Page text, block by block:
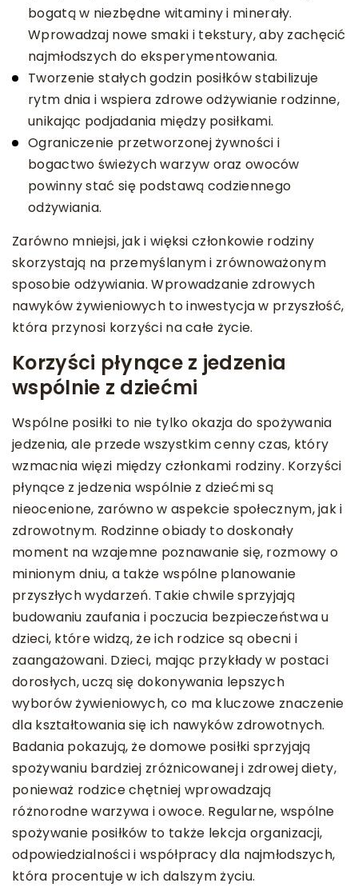
bogatą w niezbędne witaminy i minerały.
Wprowadzaj nowe smaki i tekstury, aby zachęcić
najmłodszych do eksperymentowania.
Tworzenie stałych godzin posiłków stabilizuje
rytm dnia i wspiera zdrowe odżywianie rodzinne,
unikając podjadania między posiłkami.
Ograniczenie przetworzonej żywności i
bogactwo świeżych warzyw oraz owoców
powinny stać się podstawą codziennego
odżywiania.
Zarówno mniejsi, jak i więksi członkowie rodziny
skorzystają na przemyślanym i zrównoważonym
sposobie odżywiania. Wprowadzanie zdrowych
nawyków żywieniowych to inwestycja w przyszłość,
która przynosi korzyści na całe życie.
Korzyści płynące z jedzenia
wspólnie z dziećmi
Wspólne posiłki to nie tylko okazja do spożywania
jedzenia, ale przede wszystkim cenny czas, który
wzmacnia więzi między członkami rodziny. Korzyści
płynące z jedzenia wspólnie z dziećmi są
nieocenione, zarówno w aspekcie społecznym, jak i
zdrowotnym. Rodzinne obiady to doskonały
moment na wzajemne poznawanie się, rozmowy o
minionym dniu, a także wspólne planowanie
przyszłych wydarzeń. Takie chwile sprzyjają
budowaniu zaufania i poczucia bezpieczeństwa u
dzieci, które widzą, że ich rodzice są obecni i
zaangażowani. Dzieci, mając przykłady w postaci
dorosłych, uczą się dokonywania lepszych
wyborów żywieniowych, co ma kluczowe znaczenie
dla kształtowania się ich nawyków zdrowotnych.
Badania pokazują, że domowe posiłki sprzyjają
spożywaniu bardziej zróżnicowanej i zdrowej diety,
ponieważ rodzice chętniej wprowadzają
różnorodne warzywa i owoce. Regularne, wspólne
spożywanie posiłków to także lekcja organizacji,
odpowiedzialności i współpracy dla najmłodszych,
która procentuje w ich dalszym życiu.